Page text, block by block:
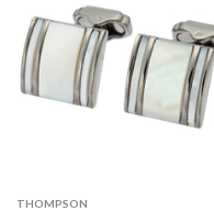
THOMPSON